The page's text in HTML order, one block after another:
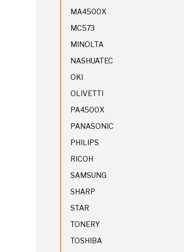
MA4500X
MC573
MINOLTA
NASHUATEC
OKI
OLIVETTI
PA4500X
PANASONIC
PHILIPS
RICOH
SAMSUNG
SHARP
STAR
TONERY
TOSHIBA